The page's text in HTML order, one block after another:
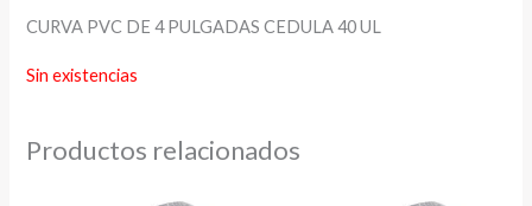
CURVA PVC DE 4 PULGADAS CEDULA 40 UL
Sin existencias
Productos relacionados